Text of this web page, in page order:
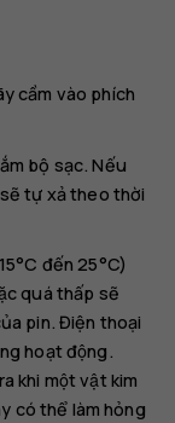
cầm vào phích
bộ sạc. Nếu
tự xả theo thời
đến 25°C)
quá thấp sẽ
pin. Điện thoại
hoạt động.
khi một vật kim
có thể làm hỏng